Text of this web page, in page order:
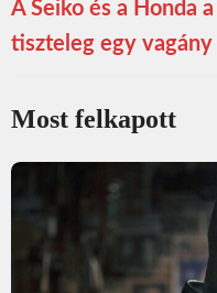
A Seiko és a Honda
tiszteleg egy
Most felkapott